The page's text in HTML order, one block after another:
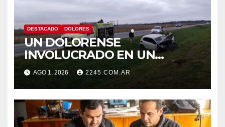
DESTACADO DOLORES
UN DOLORENSE
INVOLUCRADO EN UN
SINIESTRO QUE TERMINÓ
CON DESPISTE Y VUELCO
AGO 1, 2026 2245.COM.AR